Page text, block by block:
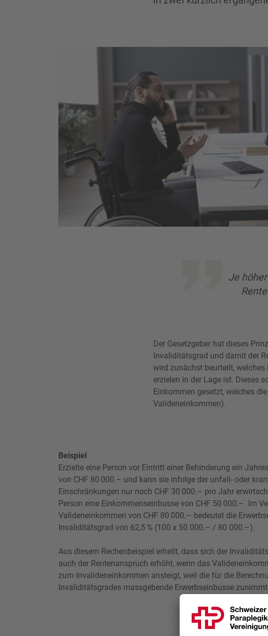
Je
Der Gesetzgeber hat dieses
Invaliditätsgrad und damit der
wird zunächst beurteilt,
erzielen in der Lage ist. Dieses
Einkommen gesetzt, welches
Valideneinkommen).
Beispiel
Erzielte eine Person vor Eintritt einer Behinderung ein
von CHF 80 000.– und kann sie infolge der unfall- oder
Einschränkungen nur noch CHF 30 000.– pro Jahr
Person eine Einkommenseinbusse von CHF 50 000.–. Im
Valideneinkommen von CHF 80 000.– bedeutet die
Invaliditätsgrad von 62,5 % (100 x 50 000.– / 80 000.–).
Aus diesem Rechenbeispiel erhellt, dass sich der
auch der Rentenanspruch erhöht, wenn das
zum Invalideneinkommen ansteigt, weil die für die
Invaliditätsgrades massgebende Erwerbseinbusse